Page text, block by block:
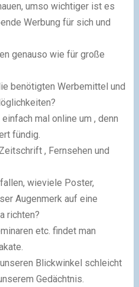
umso wichtiger ist es
Werbung für sich und
genauso wie für große
benötigten Werbemittel und
mal online um , denn
fündig.
, Fernsehen und
wieviele Poster,
Augenmerk auf eine
richten?
etc. findet man
Blickwinkel schleicht
Gedächtnis.